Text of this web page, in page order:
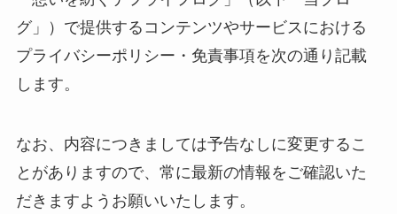
グ」）で提供するコンテンツやサービスにおける
プライバシーポリシー・免責事項を次の通り記載
します。
なお、内容につきましては予告なしに変更するこ
とがありますので、常に最新の情報をご確認いた
だきますようお願いいたします。